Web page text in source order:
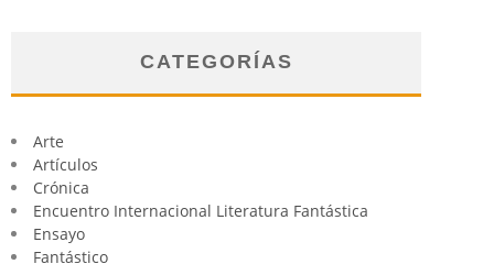
CATEGORÍAS
Arte
Artículos
Crónica
Encuentro Internacional Literatura Fantástica
Ensayo
Fantástico